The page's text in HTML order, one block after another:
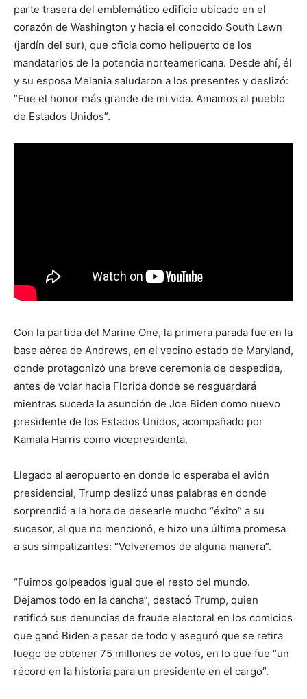
parte trasera del emblemático edificio ubicado en el
corazón de Washington y hacia el conocido South Lawn
(jardín del sur), que oficia como helipuerto de los
mandatarios de la potencia norteamericana. Desde ahí, él
y su esposa Melania saludaron a los presentes y deslizó:
“Fue el honor más grande de mi vida. Amamos al pueblo
de Estados Unidos”.
Con la partida del Marine One, la primera parada fue en la
base aérea de Andrews, en el vecino estado de Maryland,
donde protagonizó una breve ceremonia de despedida,
antes de volar hacia Florida donde se resguardará
mientras suceda la asunción de Joe Biden como nuevo
presidente de los Estados Unidos, acompañado por
Kamala Harris como vicepresidenta.
Llegado al aeropuerto en donde lo esperaba el avión
presidencial, Trump deslizó unas palabras en donde
sorprendió a la hora de desearle mucho “éxito” a su
sucesor, al que no mencionó, e hizo una última promesa
a sus simpatizantes: “Volveremos de alguna manera”.
“Fuimos golpeados igual que el resto del mundo.
Dejamos todo en la cancha”, destacó Trump, quien
ratificó sus denuncias de fraude electoral en los comicios
que ganó Biden a pesar de todo y aseguró que se retira
luego de obtener 75 millones de votos, en lo que fue “un
récord en la historia para un presidente en el cargo”.